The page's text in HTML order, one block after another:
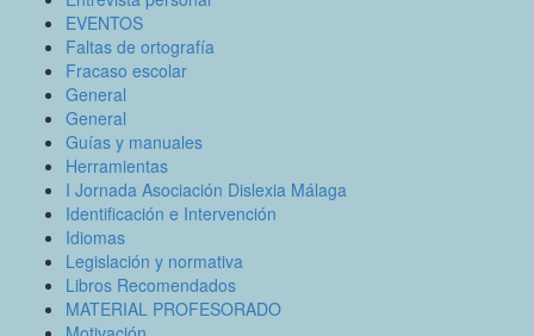
EVENTOS
Faltas de ortografía
Fracaso escolar
General
General
Guías y manuales
Herramientas
I Jornada Asociación Dislexia Málaga
Identificación e Intervención
Idiomas
Legislación y normativa
Libros Recomendados
MATERIAL PROFESORADO